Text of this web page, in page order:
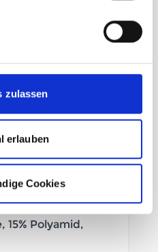
zulassen
erlauben
Cookies
Schritt für
am Po
15% Polyamid,